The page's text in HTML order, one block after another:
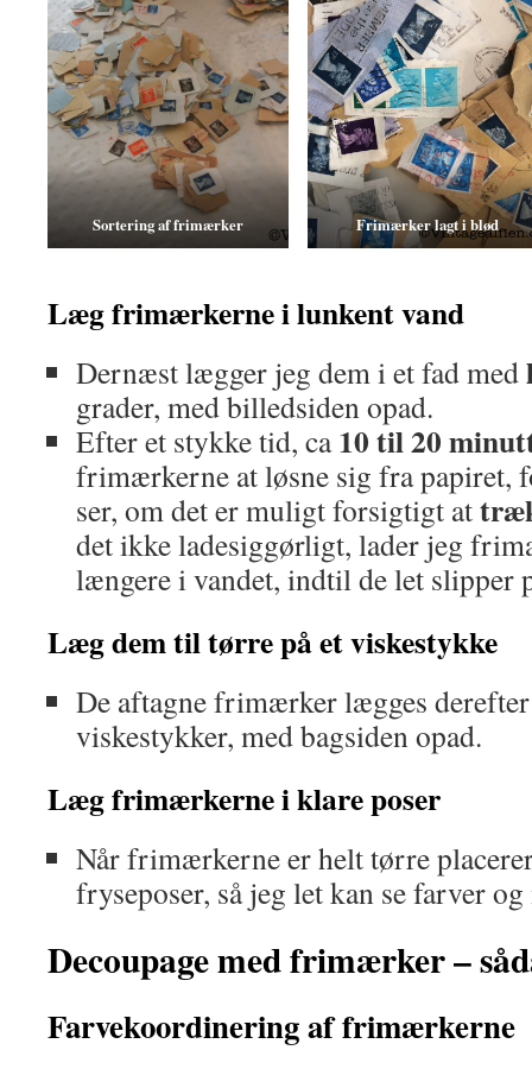
Sortering af frimærker Frimærker lagt i blød
Læg frimærkerne i lunkent vand
Dernæst lægger jeg dem i et fad med
grader, med billedsiden opad.
Efter et stykke tid, ca10 til 20
frimærkerne at løsne sig fra papiret,
ser, om det er muligt forsigtigt at
det ikke ladesiggørligt, lader jeg
længere i vandet, indtil de let slipper
Læg dem til tørre på et viskestykke
De aftagne frimærker lægges
viskestykker, med bagsiden opad.
Læg frimærkerne i klare poser
Når frimærkerne er helt tørre
fryseposer, så jeg let kan se farver
Decoupage med frimærker –
Farvekoordinering af frimærkerne